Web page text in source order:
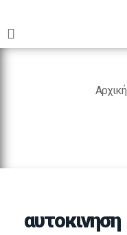
Αρχική
αυτοκινηση